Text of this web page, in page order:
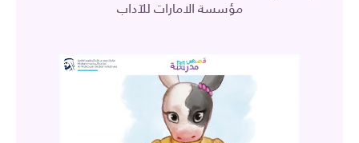
مؤسسة الامارات للآداب